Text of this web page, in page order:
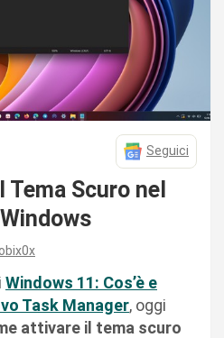
Seguici
Scuro nel
Windows 11: Cos’è e
Task Manager, oggi
attivare il tema scuro